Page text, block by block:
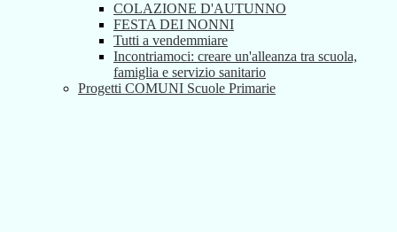
COLAZIONE D'AUTUNNO
FESTA DEI NONNI
Tutti a vendemmiare
Incontriamoci: creare un'alleanza tra scuola,
famiglia e servizio sanitario
Progetti COMUNI Scuole Primarie